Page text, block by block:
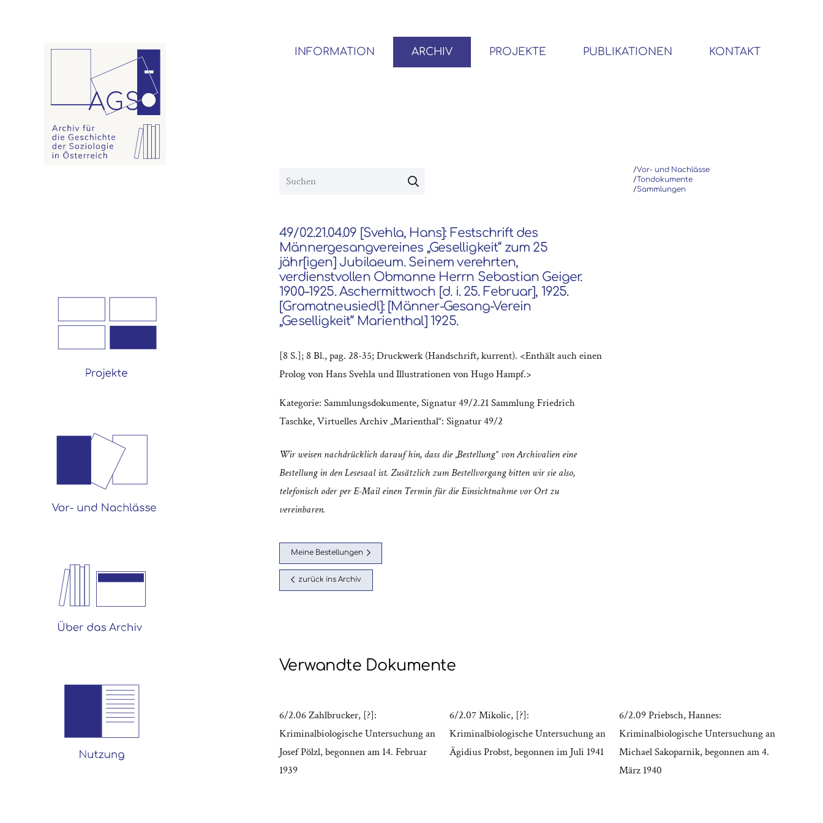
INFORMATION ARCHIV PROJEKTE PUBLIKATIONEN KONTAKT
/Vor- und Nachlässe
/Tondokumente
/Sammlungen
49/02.21.04.09 [Svehla, Hans]: Festschrift des
Männergesangvereines „Geselligkeit“ zum 25
jähr[igen] Jubilaeum. Seinem verehrten,
verdienstvollen Obmanne Herrn Sebastian Geiger.
1900–1925. Aschermittwoch [d. i. 25. Februar], 1925.
[Gramatneusiedl]: [Männer-Gesang-Verein
„Geselligkeit“ Marienthal] 1925.
[8 S.]; 8 Bl., pag. 28-35; Druckwerk (Handschrift, kurrent). <Enthält auch einen
Prolog von Hans Svehla und Illustrationen von Hugo Hampf.>
Kategorie: Sammlungsdokumente,Signatur 49/2.21 Sammlung Friedrich
Taschke,Virtuelles Archiv „Marienthal“: Signatur 49/2
Wir weisen nachdrücklich darauf hin, dass die „Bestellung“ von Archivalien eine
Bestellung in den Lesesaal ist. Zusätzlich zum Bestellvorgang bitten wir sie also,
telefonisch oder per E-Mail einen Termin für die Einsichtnahme vor Ort zu
vereinbaren.
Meine Bestellungen
zurück ins Archiv
Verwandte Dokumente
6/2.06 Zahlbrucker, [?]:
Kriminalbiologische Untersuchung an
Josef Pölzl, begonnen am 14. Februar
1939
6/2.07 Mikolic, [?]:
Kriminalbiologische Untersuchung an
Ägidius Probst, begonnen im Juli 1941
6/2.09 Priebsch, Hannes:
Kriminalbiologische Untersuchung an
Michael Sakoparnik, begonnen am 4.
März 1940